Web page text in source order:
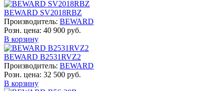
BEWARD SV2018RBZ
Производитель: BEWARD
Розн. цена: 40 900 руб.
В корзину
BEWARD B2531RVZ2
Производитель: BEWARD
Розн. цена: 32 500 руб.
В корзину